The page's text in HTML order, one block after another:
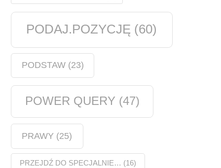
PODAJ.POZYCJĘ (60)
PODSTAW(23)
POWER QUERY (47)
PRAWY (25)
PRZEJDŹ DO SPECJALNIE… (16)